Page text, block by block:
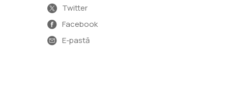
Twitter
Facebook
E-pastā